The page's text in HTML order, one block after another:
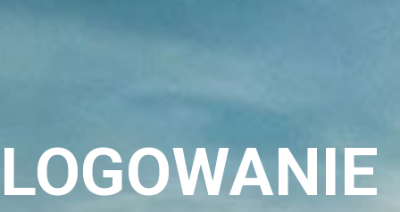
LOGOWANIE